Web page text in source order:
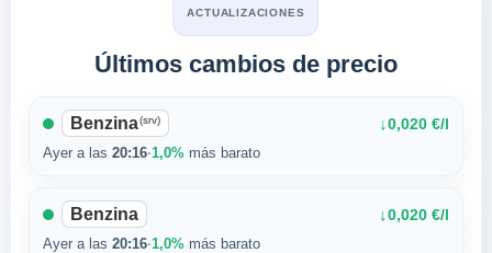
ACTUALIZACIONES
Últimos cambios de precio
Benzina(srv) ↓0,020 €/l
Ayer a las 20:16·1,0%más barato
Benzina ↓0,020 €/l
Ayer a las 20:16·1,0%más barato